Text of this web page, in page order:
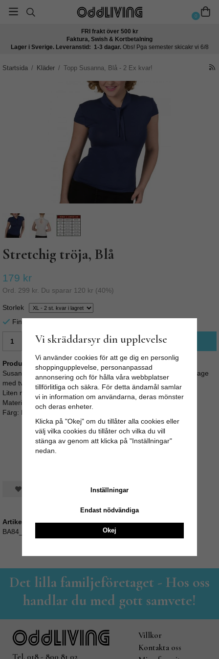
0
FRI frakt över 500 kr
Faktura, Swish & Kortbetalning
Lager i Sverige. Leveranstid: 1-3 dagar. Obs! Pga semester skicakr vi 6/8
Startsida / Kläder / Topp Susanna, Blå - 2 Ex kvar!
Stretchig tröja, Blå
179 kr
Ord. 299 kr . Du sparar 120 kr (40%)
Storlek
Finns i lager för omgående leverans
LÄGG I VARUKORG
Produktbeskrivning:
Susanna är en skön stretchig jumper med tunt mjukt tyg. Fin krage
med två band som man kan knyta fram och söt knäppning bak.
Liten nätt ärm. Härligt tyg med stretch som sitter fint.
Material: 95% viscose 5% elastine knitted
Färg: Blå
Spara som favorit
Artikelnummer:
BA84_VS16BL1054-1
Det lilla familjeföretaget - Hos oss
handlar du med gott samvete!
Tel. 018 - 800 81 02
Villkor
Kontakta oss
Vi skräddarsyr din upplevelse
Vi använder cookies för att ge dig en personlig
shoppingupplevelse, personanpassad
annonsering och för hålla våra webbplatser
tillförlitliga och säkra. För detta ändamål samlar
vi in information om användarna, deras mönster
och deras enheter.
Klicka på "Okej" om du tillåter alla cookies eller
välj vilka cookies du tillåter och vilka du vill
stänga av genom att klicka på "Inställningar"
nedan.
Inställningar
Endast nödvändiga
Okej